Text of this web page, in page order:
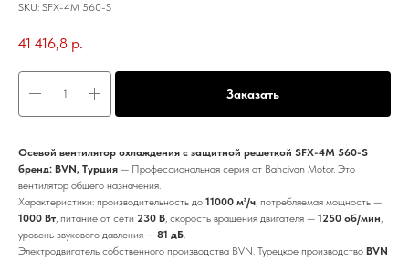
SKU: SFX-4M 560-S
41 416,8 р.
Заказать
Осевой вентилятор охлаждения с защитной решеткой SFX-4M 560-S
бренд: BVN, Турция — Профессиональная серия от Bahcivan Motor. Это
вентилятор общего назначения.
Характеристики: производительность до 11000 м³/ч, потребляемая мощность —
1000 Вт, питание от сети 230 В, скорость вращения двигателя — 1250 об/мин,
уровень звукового давления — 81 дБ.
Электродвигатель собственного производства BVN. Турецкое производство BVN